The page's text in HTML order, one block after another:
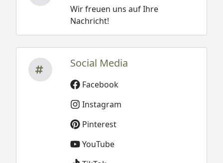
Wir freuen uns auf Ihre
Nachricht!
Social Media
Facebook
Instagram
Pinterest
YouTube